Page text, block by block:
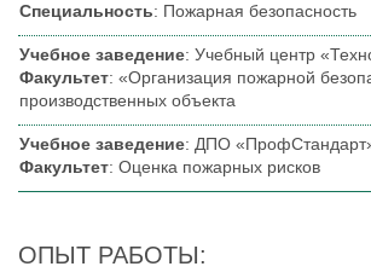
Специальность: Пожарная безопасность
Учебное заведение: Учебный центр
Факультет: «Организация пожарной
производственных объекта
Учебное заведение: ДПО
Факультет: Оценка пожарных рисков
ОПЫТ РАБОТЫ: